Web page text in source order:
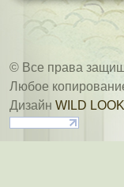
© Все права
Любое
Дизайн WILD LOOK